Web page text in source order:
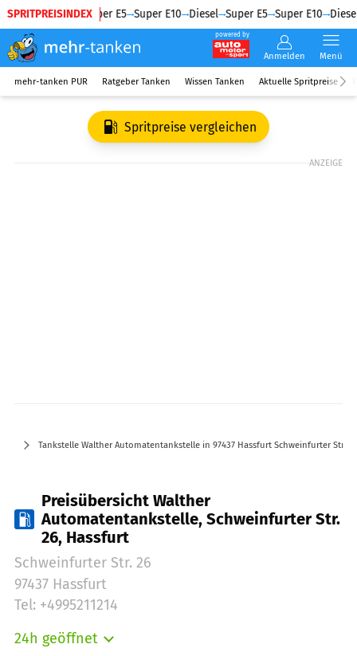
SPRITPREISINDEX
Diesel Super E5 Super E10 Diesel Super E5 Super E10 Diesel
powered by
Anmelden Menü
mehr-tanken PUR Ratgeber Tanken Wissen Tanken Aktuelle Spritpreise
Spritpreise vergleichen
ANZEIGE
Tankstelle Walther Automatentankstelle in 97437 Hassfurt Schweinfurter Str. 26
Preisübersicht Walther
Automatentankstelle, Schweinfurter Str.
26, Hassfurt
Schweinfurter Str. 26
97437 Hassfurt
Tel: +4995211214
24h geöffnet